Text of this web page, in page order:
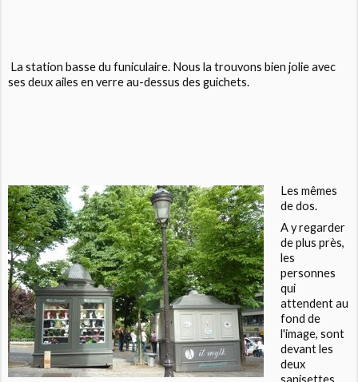
La station basse du funiculaire. Nous la trouvons bien jolie avec
ses deux ailes en verre au-dessus des guichets.
Les mêmes
de dos.
A y regarder
de plus près,
les
personnes
qui
attendent au
fond de
l'image, sont
devant les
deux
sanisettes...